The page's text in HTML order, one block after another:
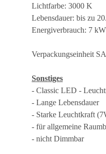
Lichtfarbe: 3000 K
Lebensdauer: bis zu
Energiverbrauch: 7
Verpackungseinheit
Sonstiges
- Classic LED -
- Lange Lebensdauer
- Starke Leuchtkraft
- für allgemeine
- nicht Dimmbar